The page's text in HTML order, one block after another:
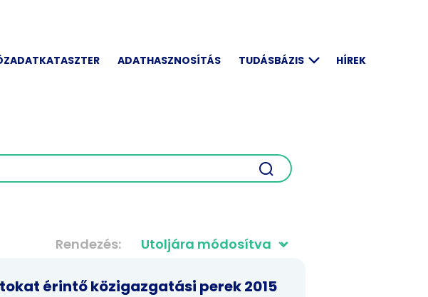
ADATHASZNOSÍTÁS TUDÁSBÁZIS HÍREK
Rendezés
érintő közigazgatási perek 2015